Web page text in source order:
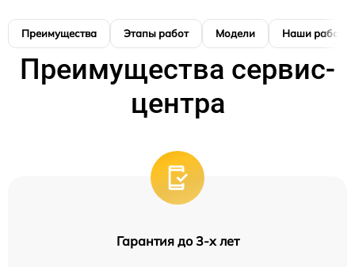
Преимущества Этапы работ Модели Наши работы
Преимущества сервис-
центра
Гарантия до 3-х лет